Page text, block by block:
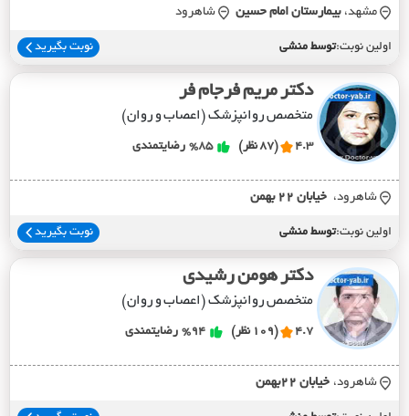
مشهد، بيمارستان امام حسين شاهرود
اولین نوبت:توسط منشی نوبت بگیرید
دکتر مریم فرجام فر
متخصص روانپزشک (اعصاب و روان)
4.3 (87 نظر) %85 رضایتمندی
شاهرود، خيابان 22 بهمن
اولین نوبت:توسط منشی نوبت بگیرید
دکتر هومن رشیدی
متخصص روانپزشک (اعصاب و روان)
4.7 (109 نظر) %94 رضایتمندی
شاهرود، خيابان 22بهمن